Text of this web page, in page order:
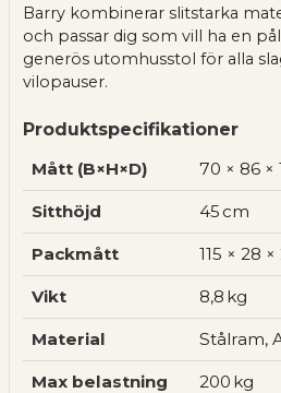
Barry kombinerar slitstarka
och passar dig som vill ha en
generös utomhusstol för alla
vilopauser.
Produktspecifikationer
Mått (B×H×D)
70 × 86 ×
Sitthöjd 45 cm
Packmått 115 × 28
Vikt 8,8 kg
Material Stålram,
Max belastning 200 kg